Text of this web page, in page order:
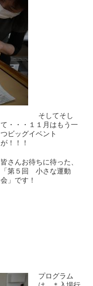
そしてそし
て・・・１１月はもう一
つビッグイベント
が！！！
皆さんお待ちに待った、
「第５回 小さな運動
会」です！
プログラム